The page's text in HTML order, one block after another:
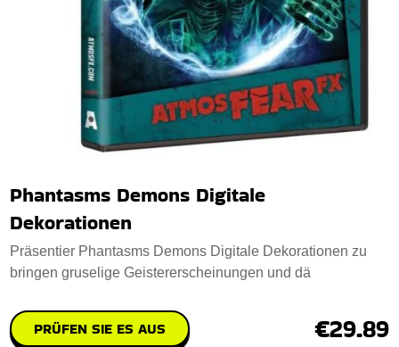
Phantasms Demons Digitale
Dekorationen
Präsentier Phantasms Demons Digitale Dekorationen zu
bringen gruselige Geistererscheinungen und dä
PRÜFEN SIE ES AUS €29.89